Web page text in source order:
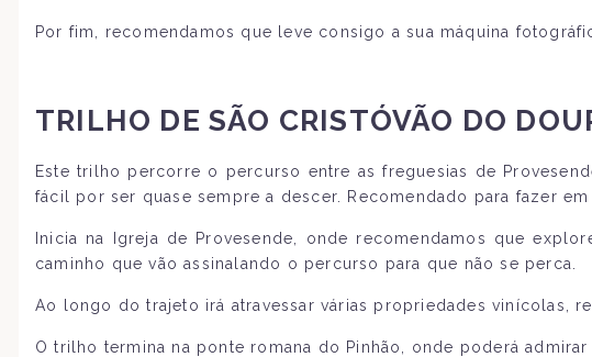
Por fim, recomendamos que leve consigo a sua máquina
TRILHO DE SÃO CRISTÓVÃO DO
Este trilho percorre o percurso entre as freguesias de
fácil por ser quase sempre a descer. Recomendado para fazer
Inicia na Igreja de Provesende, onde recomendamos que
caminho que vão assinalando o percurso para que não se perca.
Ao longo do trajeto irá atravessar várias propriedades vinícolas,
O trilho termina na ponte romana do Pinhão, onde poderá